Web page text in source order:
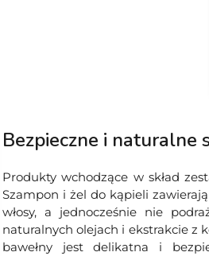
Bezpieczne i naturalne
Produkty wchodzące w skład
Szampon i żel do kąpieli
włosy, a jednocześnie nie
naturalnych olejach i ekstrakcie z
bawełny jest delikatna i